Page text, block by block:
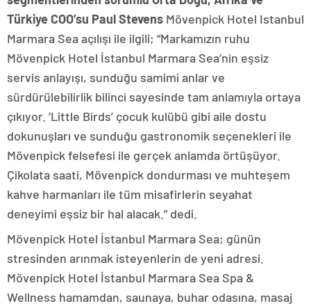
Türkiye COO’su Paul Stevens Mövenpick Hotel Istanbul
Marmara Sea açılışı ile ilgili; “Markamızın ruhu
Mövenpick Hotel İstanbul Marmara Sea’nin eşsiz
servis anlayışı, sunduğu samimi anlar ve
sürdürülebilirlik bilinci sayesinde tam anlamıyla ortaya
çıkıyor. ‘Little Birds’ çocuk kulübü gibi aile dostu
dokunuşları ve sunduğu gastronomik seçenekleri ile
Mövenpick felsefesi ile gerçek anlamda örtüşüyor.
Çikolata saati, Mövenpick dondurması ve muhteşem
kahve harmanları ile tüm misafirlerin seyahat
deneyimi eşsiz bir hal alacak.” dedi.
Mövenpick Hotel İstanbul Marmara Sea; günün
stresinden arınmak isteyenlerin de yeni adresi.
Mövenpick Hotel İstanbul Marmara Sea Spa &
Wellness hamamdan, saunaya, buhar odasına, masaj